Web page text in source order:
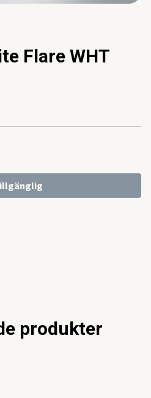
Flare WHT
produkter